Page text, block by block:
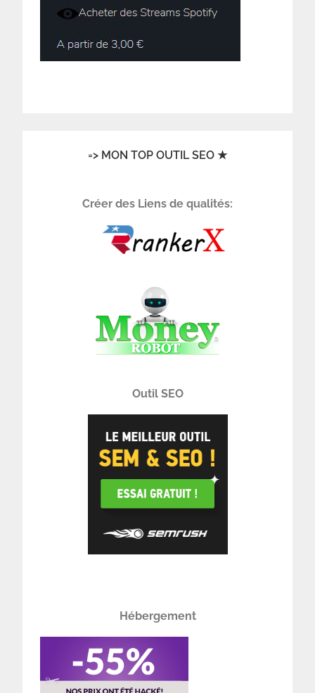
=> MON TOP OUTIL SEO ★
Créer des Liens de qualités:
Outil SEO
Hébergement